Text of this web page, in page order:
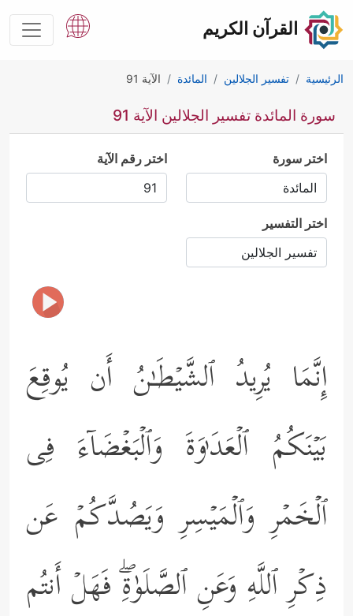
القرآن الكريم
الرئيسية تفسير الجلالين المائدة الآية 91
سورة المائدة تفسير الجلالين الآية 91
اختر سورة اختر رقم الآية
اختر التفسير
إِنَّمَا یُرِیدُ ٱلشَّیۡطَـٰنُ أَن یُوقِعَ
بَیۡنَكُمُ ٱلۡعَدَ ٰ⁠وَةَ وَٱلۡبَغۡضَاۤءَ فِی
ٱلۡخَمۡرِ وَٱلۡمَیۡسِرِ وَیَصُدَّكُمۡ عَن
ذِكۡرِ ٱللَّهِ وَعَنِ ٱلصَّلَوٰةِۖ فَهَلۡ أَنتُم